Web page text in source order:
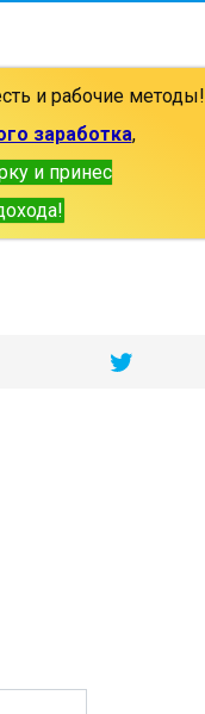
и рабочие методы!
заработка,
и принес